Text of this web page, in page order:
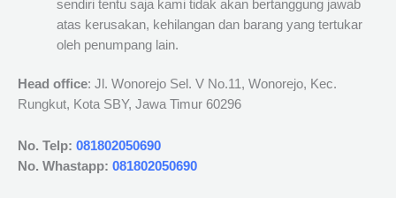
sendiri tentu saja kami tidak akan bertanggung jawab
atas kerusakan, kehilangan dan barang yang tertukar
oleh penumpang lain.
Head office: Jl. Wonorejo Sel. V No.11, Wonorejo, Kec.
Rungkut, Kota SBY, Jawa Timur 60296
No. Telp: 081802050690
No. Whastapp: 081802050690